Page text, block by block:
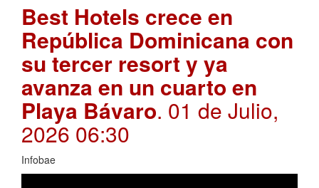
Best Hotels crece en
República Dominicana con
su tercer resort y ya
avanza en un cuarto en
Playa Bávaro. 01 de Julio,
2026 06:30
Infobae